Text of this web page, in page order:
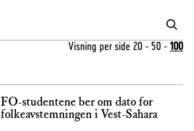
Visning per side 20 - 50 - 100
FO-studentene ber om dato for
folkeavstemningen i Vest-Sahara